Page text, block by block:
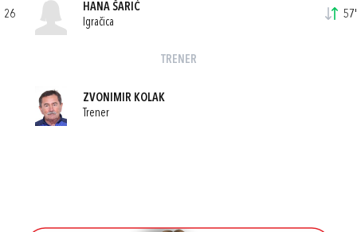
26
HANA ŠARIĆ
Igračica
57'
TRENER
ZVONIMIR KOLAK
Trener